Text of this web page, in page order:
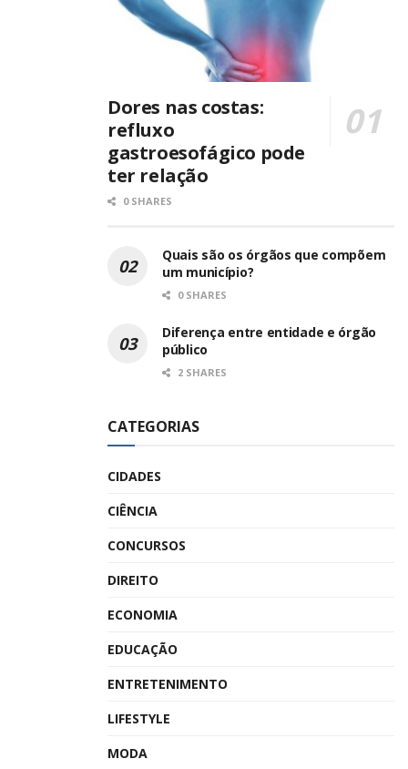
Dores nas costas:
refluxo
gastroesofágico pode
ter relação
0 SHARES
Quais são os órgãos que compõem
um município?
0 SHARES
Diferença entre entidade e órgão
público
2 SHARES
CATEGORIAS
CIDADES
CIÊNCIA
CONCURSOS
DIREITO
ECONOMIA
EDUCAÇÃO
ENTRETENIMENTO
LIFESTYLE
MODA